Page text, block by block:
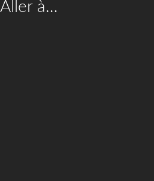
Aller à…